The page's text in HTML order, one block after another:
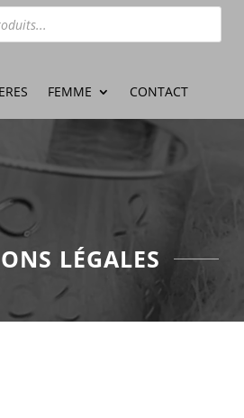
FEMME CONTACT
LÉGALES